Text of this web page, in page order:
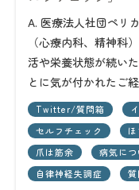
A. 医療法人社団ペリ
（心療内科、精神
活や栄養状態が続い
とに気が付かれたご
Twitter/質問箱
セルフチェック
ほ
爪は筋余
病気につ
自律神経失調症